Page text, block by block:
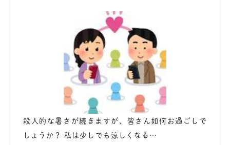
殺人的な暑さが続きますが、皆さん如何お過ごしで
しょうか？ 私は少しでも涼しくなる…